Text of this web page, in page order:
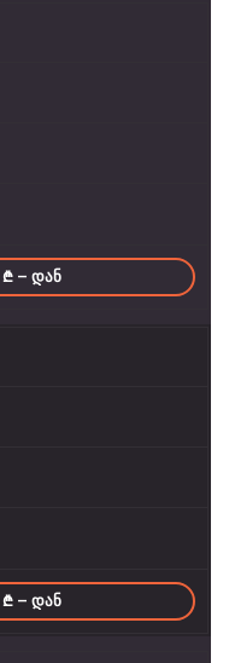
– ᲓᲐᲜ
– ᲓᲐᲜ